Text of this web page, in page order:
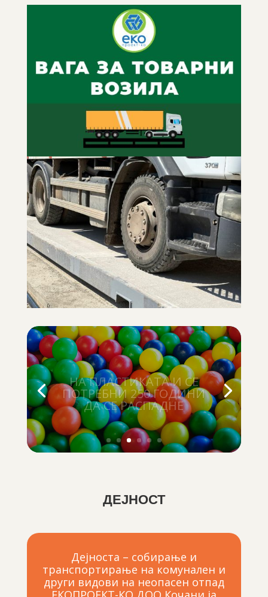
НА ПЛАСТИКАТА И СЕ
ПОТРЕБНИ 250 ГОДИНИ
ДА СЕ РАСПАДНЕ
ДЕЈНОСТ
Дејноста – собирање и
транспортирање на комунален и
други видови на неопасен отпад